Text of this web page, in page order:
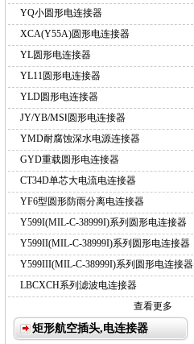
YQ小圆形电连接器
XCA(Y55A)圆形电连接器
YL圆形电连接器
YL11圆形电连接器
YLD圆形电连接器
JY/YB/MSⅠ圆形电连接器
YMD耐腐蚀深水电源连接器
GYD重载圆形电连接器
CT34D单芯大电流电连接器
YF6型圆形防雨分离电连接器
Y599I(MIL-C-38999I)系列圆形电连接器
Y599II(MIL-C-38999I)系列圆形电连接器
Y599III(MIL-C-38999I)系列圆形电连接器
LBCXCH系列滤波电连接器
查看更多
矩形航空插头,电连接器